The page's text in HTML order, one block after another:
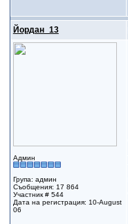
Йордан_13
Админ
Група: админ
Съобщения: 17 864
Участник # 544
Дата на регистрация: 10-August
06